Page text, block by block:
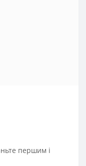
першим і